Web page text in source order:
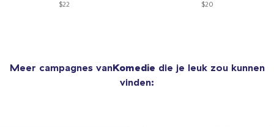
$22 $20
Meer campagnes vanKomedie die je leuk zou kunnen
vinden: